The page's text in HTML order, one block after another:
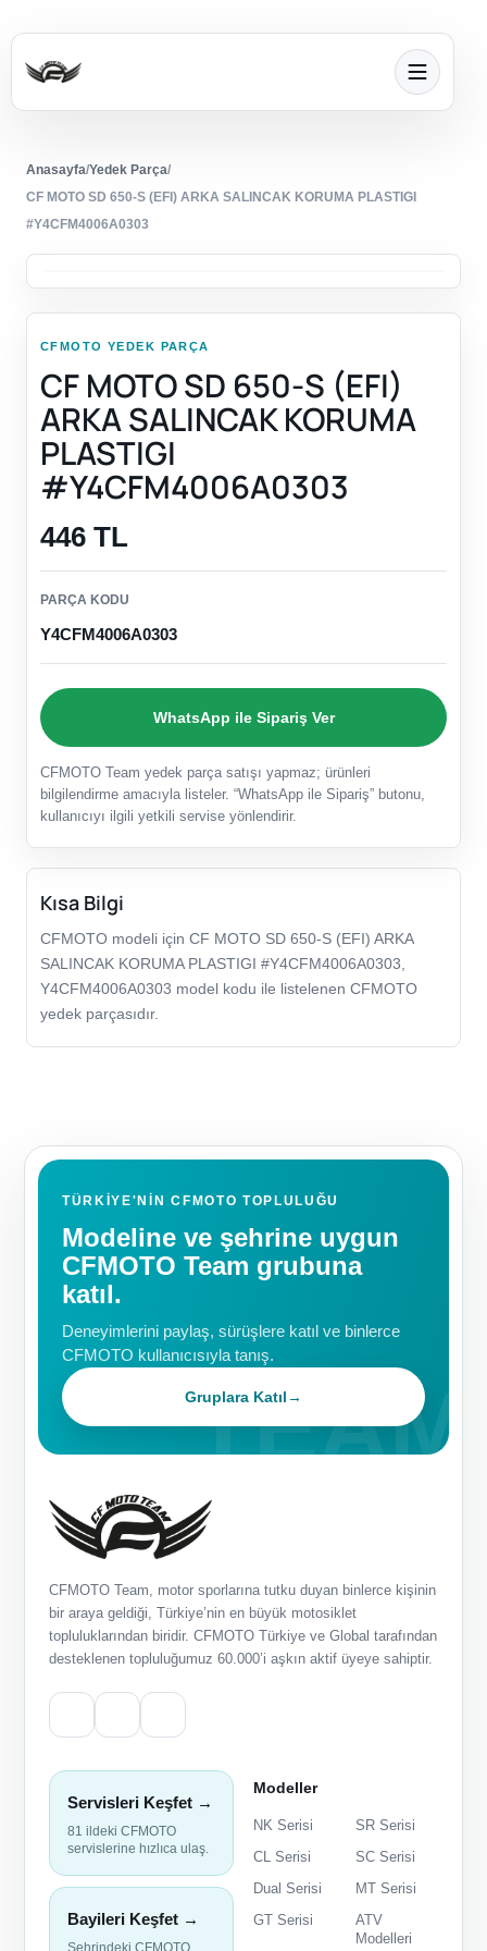
Anasayfa/Yedek Parça/
CF MOTO SD 650-S (EFI) ARKA SALINCAK KORUMA PLASTIGI
#Y4CFM4006A0303
CFMOTO YEDEK PARÇA
CF MOTO SD 650-S (EFI)
ARKA SALINCAK KORUMA
PLASTIGI
#Y4CFM4006A0303
446 TL
PARÇA KODU
Y4CFM4006A0303
WhatsApp ile Sipariş Ver
CFMOTO Team yedek parça satışı yapmaz; ürünleri
bilgilendirme amacıyla listeler. “WhatsApp ile Sipariş” butonu,
kullanıcıyı ilgili yetkili servise yönlendirir.
Kısa Bilgi
CFMOTO modeli için CF MOTO SD 650-S (EFI) ARKA
SALINCAK KORUMA PLASTIGI #Y4CFM4006A0303,
Y4CFM4006A0303 model kodu ile listelenen CFMOTO
yedek parçasıdır.
TÜRKIYE'NIN CFMOTO TOPLULUĞU
Modeline ve şehrine uygun
CFMOTO Team grubuna
katıl.
Deneyimlerini paylaş, sürüşlere katıl ve binlerce
CFMOTO kullanıcısıyla tanış.
Gruplara Katıl→
CFMOTO Team, motor sporlarına tutku duyan binlerce kişinin
bir araya geldiği, Türkiye’nin en büyük motosiklet
topluluklarından biridir. CFMOTO Türkiye ve Global tarafından
desteklenen topluluğumuz 60.000’i aşkın aktif üyeye sahiptir.
Servisleri Keşfet →
81 ildeki CFMOTO
servislerine hızlıca ulaş.
Bayileri Keşfet →
Modeller
NK Serisi
SR Serisi
CL Serisi
SC Serisi
Dual Serisi
MT Serisi
GT Serisi
ATV
Modelleri